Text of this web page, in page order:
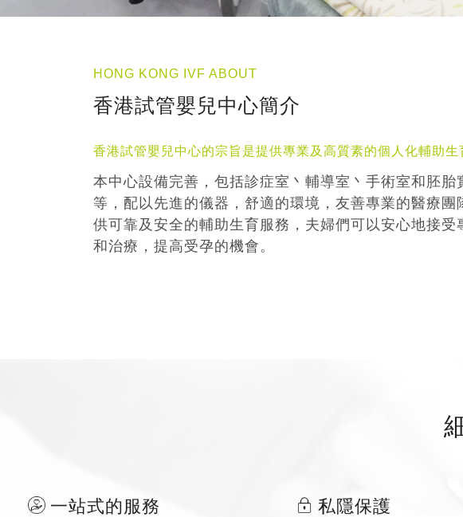
HONG KONG IVF ABOUT
香港試管嬰兒中心簡介
香港試管嬰兒中心的宗旨是提供專業及高質素的個人化輔助生
本中心設備完善，包括診症室丶輔導室丶手術室和胚胎
等，配以先進的儀器，舒適的環境，友善專業的醫療團
供可靠及安全的輔助生育服務，夫婦們可以安心地接受
和治療，提高受孕的機會。
一站式的服務 私隱保護